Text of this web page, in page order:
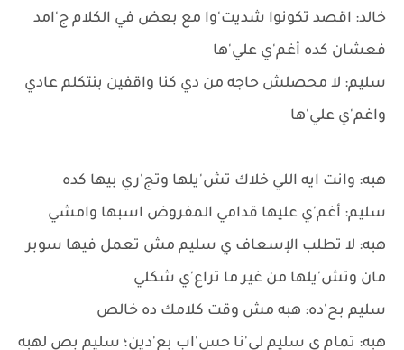
خالد: اقصد تكونوا شديت'وا مع بعض في الكلام ج'امد
فعشان كده أغم'ي علي'ها
سليم: لا محصلش حاجه من دي كنا واقفين بنتكلم عادي
واغم'ي علي'ها
هبه: وانت ايه اللي خلاك تش'يلها وتج'ري بيها كده
سليم: أغم'ي عليها قدامي المفروض اسبها وامشي
هبه: لا تطلب الإسعاف ي سليم مش تعمل فيها سوبر
مان وتش'يلها من غير ما تراع'ي شكلي
سليم بح'ده: هبه مش وقت كلامك ده خالص
هبه: تمام ي سليم لي'نا حس'اب بع'دين؛ سليم بص لهبه